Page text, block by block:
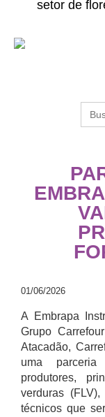
setor de
for:
01/06/2026
A Embrapa
Grupo
Atacadão,
uma
produtores,
verduras
técnicos que